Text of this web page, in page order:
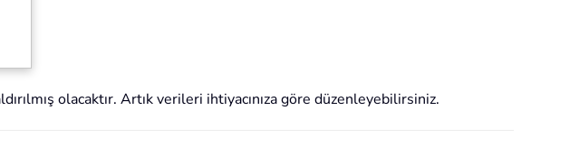
olacaktır. Artık verileri ihtiyacınıza göre düzenleyebilirsiniz.